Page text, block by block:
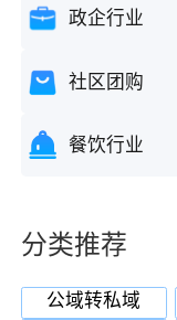
政企行业
社区团购
餐饮行业
分类推荐
公域转私域